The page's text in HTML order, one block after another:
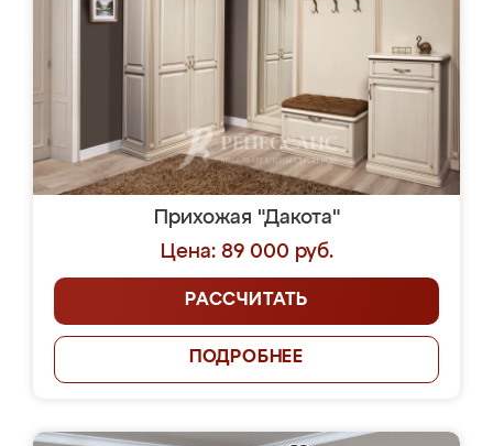
Прихожая "Дакота"
Цена: 89 000 руб.
РАССЧИТАТЬ
ПОДРОБНЕЕ